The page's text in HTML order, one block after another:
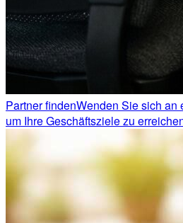
Partner findenWenden Sie sich an
um Ihre Geschäftsziele zu